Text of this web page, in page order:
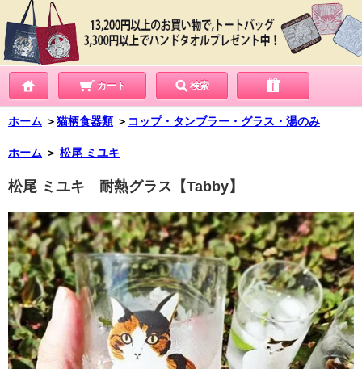
カート 検索
ホーム ＞猫柄食器類 ＞ コップ・タンブラー・グラス・湯のみ
ホーム ＞ 松尾 ミユキ
松尾 ミユキ 耐熱グラス【Tabby】